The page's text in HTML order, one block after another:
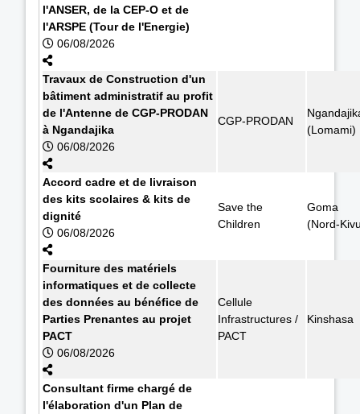
l'ANSER, de la CEP-O et de
l'ARSPE (Tour de l'Energie)
06/08/2026
Travaux de Construction d'un
bâtiment administratif au profit
de l'Antenne de CGP-PRODAN
à Ngandajika
06/08/2026
CGP-PRODAN
(Lomami)
Accord cadre et de livraison
des kits scolaires & kits de
dignité
06/08/2026
Save the
Children
Goma
(Nord-
Fourniture des matériels
informatiques et de collecte
des données au bénéfice de
Parties Prenantes au projet
PACT
06/08/2026
Cellule
Infrastructures /
PACT
Kinshasa
Consultant firme chargé de
l'élaboration d'un Plan de